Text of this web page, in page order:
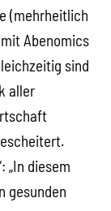
(mehrheitlich
Abenomics
sind
aller
„In diesem
gesunden